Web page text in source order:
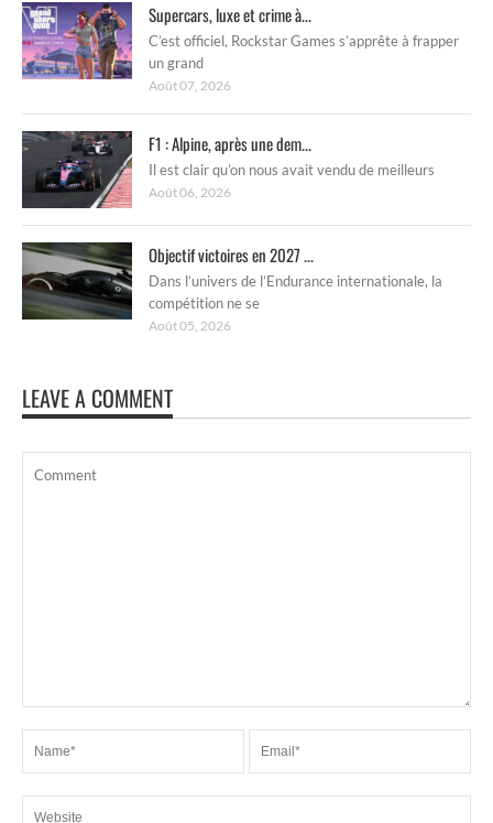
Supercars, luxe et crime à...
C’est officiel, Rockstar Games s’apprête à frapper
un grand
Août 07, 2026
F1 : Alpine, après une dem...
Il est clair qu’on nous avait vendu de meilleurs
Août 06, 2026
Objectif victoires en 2027 ...
Dans l’univers de l’Endurance internationale, la
compétition ne se
Août 05, 2026
LEAVE A COMMENT